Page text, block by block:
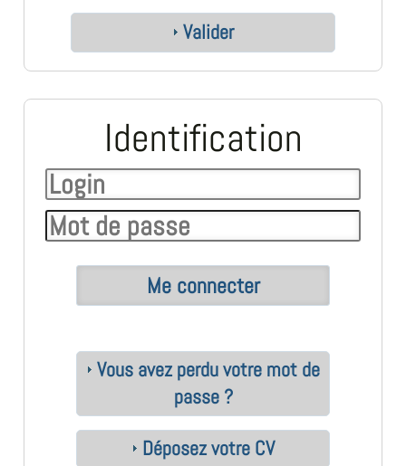
Valider
Identification
Vous avez perdu votre mot de
passe ?
Déposez votre CV